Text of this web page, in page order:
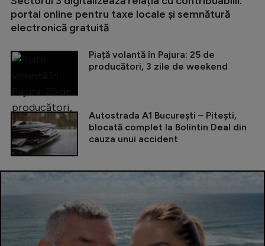
portal online pentru taxe locale și semnătură
electronică gratuită
Piață volantă în Pajura: 25 de
producători, 3 zile de weekend
Autostrada A1 București – Pitești,
blocată complet la Bolintin Deal din
cauza unui accident